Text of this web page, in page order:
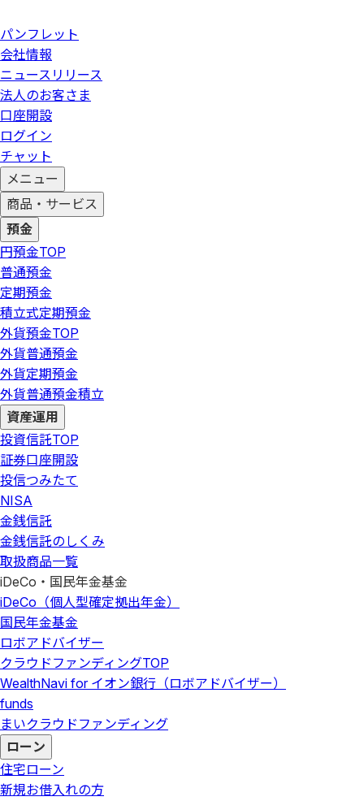
パンフレット
会社情報
ニュースリリース
法人のお客さま
口座開設
ログイン
チャット
メニュー
商品・サービス
預金
円預金TOP
普通預金
定期預金
積立式定期預金
外貨預金TOP
外貨普通預金
外貨定期預金
外貨普通預金積立
資産運用
投資信託TOP
証券口座開設
投信つみたて
NISA
金銭信託
金銭信託のしくみ
取扱商品一覧
iDeCo・国民年金基金
iDeCo（個人型確定拠出年金）
国民年金基金
ロボアドバイザー
クラウドファンディングTOP
WealthNavi for イオン銀行（ロボアドバイザー）
funds
まいクラウドファンディング
ローン
住宅ローン
新規お借入れの方